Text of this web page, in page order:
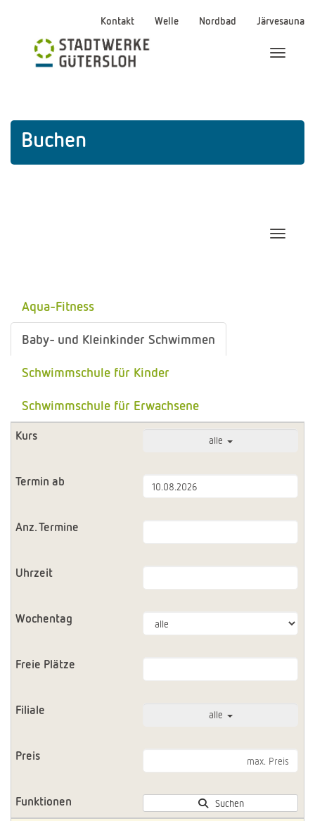
Kontakt Welle Nordbad Järvesauna
Menü
Buchen
Aqua-Fitness
Baby- und Kleinkinder Schwimmen
Schwimmschule für Kinder
Schwimmschule für Erwachsene
alle
alle
Suchen